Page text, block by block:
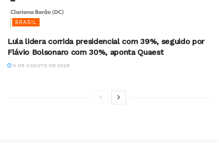
BRASIL
Lula lidera corrida presidencial com 39%, seguido por
Flávio Bolsonaro com 30%, aponta Quaest
5 DE AGOSTO DE 2026